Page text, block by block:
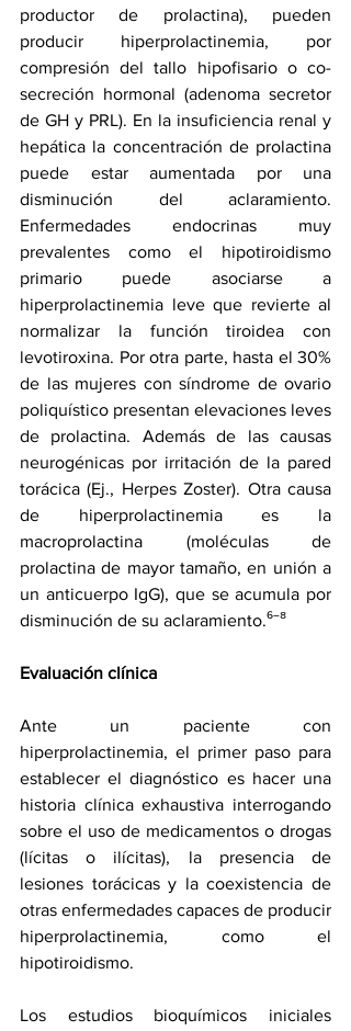
productor de prolactina), pueden
producir hiperprolactinemia, por
compresión del tallo hipofisario o co-
secreción hormonal (adenoma secretor
de GH y PRL). En la insuficiencia renal y
hepática la concentración de prolactina
puede estar aumentada por una
disminución del aclaramiento.
Enfermedades endocrinas muy
prevalentes como el hipotiroidismo
primario puede asociarse a
hiperprolactinemia leve que revierte al
normalizar la función tiroidea con
levotiroxina. Por otra parte, hasta el 30%
de las mujeres con síndrome de ovario
poliquístico presentan elevaciones leves
de prolactina. Además de las causas
neurogénicas por irritación de la pared
torácica (Ej., Herpes Zoster). Otra causa
de hiperprolactinemia es la
macroprolactina (moléculas de
prolactina de mayor tamaño, en unión a
un anticuerpo IgG), que se acumula por
disminución de su aclaramiento.⁶‾⁸
Evaluación clínica
Ante un paciente con
hiperprolactinemia, el primer paso para
establecer el diagnóstico es hacer una
historia clínica exhaustiva interrogando
sobre el uso de medicamentos o drogas
(lícitas o ilícitas), la presencia de
lesiones torácicas y la coexistencia de
otras enfermedades capaces de producir
hiperprolactinemia, como el
hipotiroidismo.
Los estudios bioquímicos iniciales